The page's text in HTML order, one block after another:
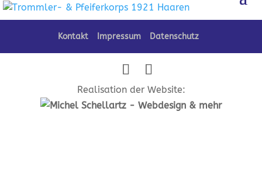
Kontakt Impressum Datenschutz
Realisation der Website: